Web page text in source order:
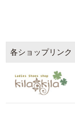
各ショップリンク